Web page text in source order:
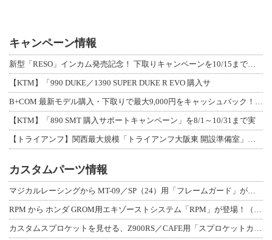
キャンペーン情報
新型「RESO」インカム発売記念！ 下取りキャンペーンを10/15まで延長して開
【KTM】「990 DUKE／1390 SUPER DUKE R EVO 購入サ
B+COM 最新モデル購入・下取りで最大9,000円をキャッシュバック！「B+F
【KTM】「890 SMT 購入サポートキャンペーン」を8/1～10/31まで実
【トライアンフ】関西最大規模「トライアンフ大阪東 開設準備室」がオープン！ 限定
カスタムパーツ情報
マジカルレーシングから MT-09／SP（24）用「フレームガード」が登場！
RPM から ホンダ GROM用エキゾーストシステム「RPM」が登場！（動画あり
カスタムスプロケットを見せる、Z900RS／CAFE用「スプロケットカバーフルキ